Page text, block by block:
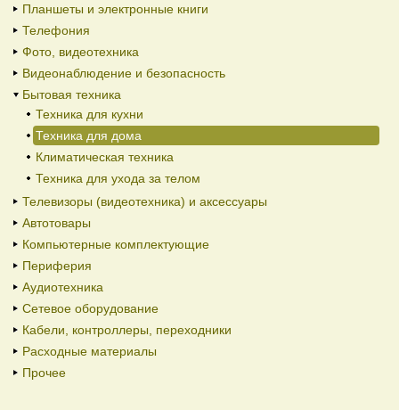
Планшеты и электронные книги
Телефония
Фото, видеотехника
Видеонаблюдение и безопасность
Бытовая техника
Техника для кухни
Техника для дома
Климатическая техника
Техника для ухода за телом
Телевизоры (видеотехника) и аксессуары
Автотовары
Компьютерные комплектующие
Периферия
Аудиотехника
Сетевое оборудование
Кабели, контроллеры, переходники
Расходные материалы
Прочее